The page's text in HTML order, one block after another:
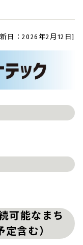
日：2026年2月12日]
可能なまち
含む）